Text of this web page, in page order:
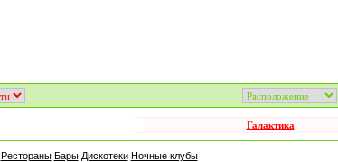
Галактика
Рестораны Бары Дискотеки Ночные клубы